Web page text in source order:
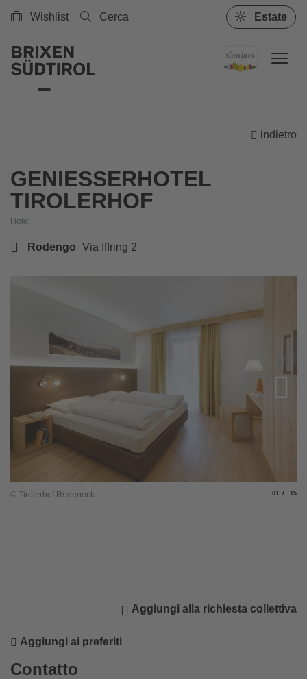
Wishlist Cerca Estate
indietro
GENIESSERHOTEL T
IROLERHOF
Hotel
Rodengo Via Iffring 2
© Tirolerhof Rodeneck Slide
01 di
15
Aggiungi alla richiesta collettiva
Aggiungi ai preferiti
Contatto